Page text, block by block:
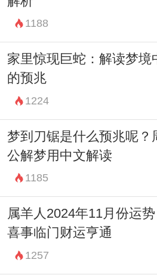
我们如何从梦境中汲取智
中的一种启迪和指引。
1188
家里惊现巨蛇：解读梦境
的预兆
1224
梦到刀锯是什么预兆呢？
公解梦用中文解读
1185
属羊人2024年11月份运势
喜事临门财运亨通
1257